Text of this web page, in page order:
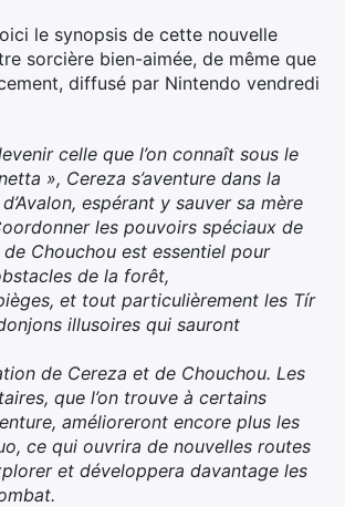
le synopsis de cette nouvelle
sorcière bien-aimée, de même que
diffusé par Nintendo vendredi
celle que l’on connaît sous le
», Cereza s’aventure dans la
espérant y sauver sa mère
les pouvoirs spéciaux de
Chouchou est essentiel pour
de la forêt,
et tout particulièrement les Tír
illusoires qui sauront
de Cereza et de Chouchou. Les
que l’on trouve à certains
amélioreront encore plus les
ce qui ouvrira de nouvelles routes
et développera davantage les